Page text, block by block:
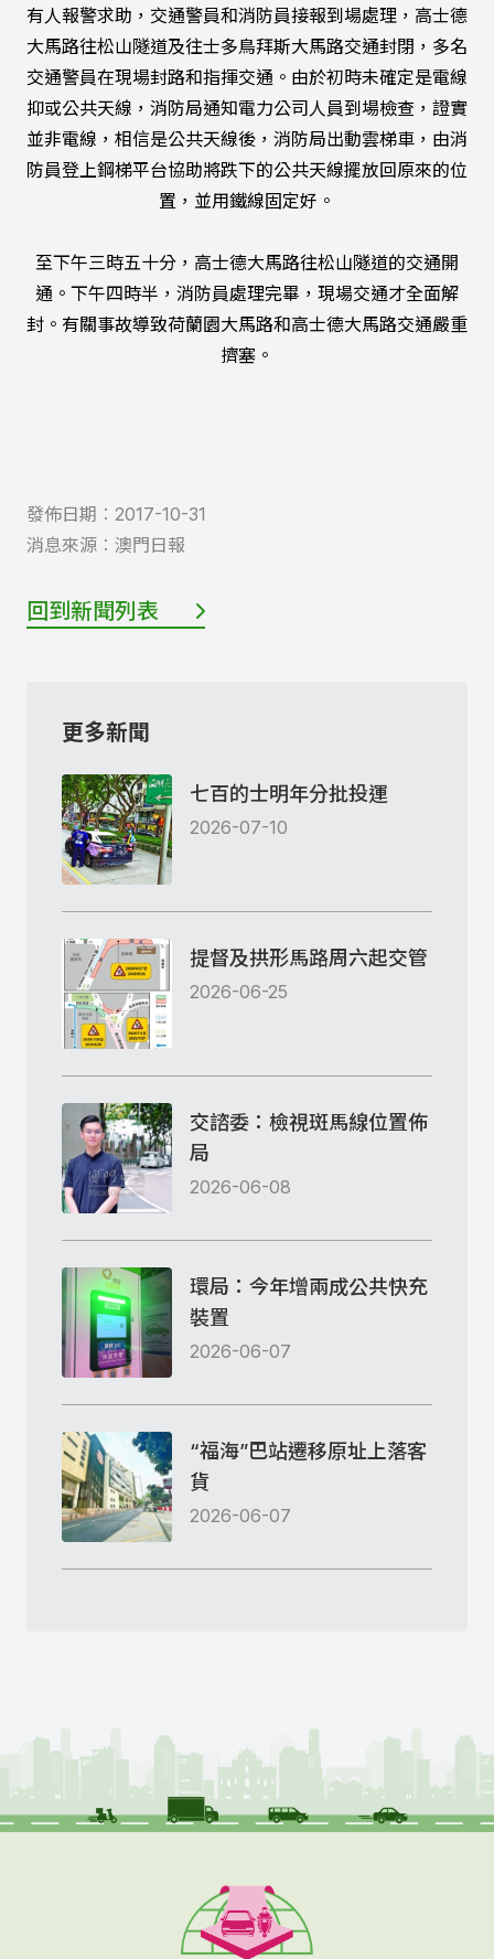
有人報警求助，交通警員和消防員接報到場處理，高士德
大馬路往松山隧道及往士多鳥拜斯大馬路交通封閉，多名
交通警員在現場封路和指揮交通。由於初時未確定是電線
抑或公共天線，消防局通知電力公司人員到場檢查，證實
並非電線，相信是公共天線後，消防局出動雲梯車，由消
防員登上鋼梯平台協助將跌下的公共天線擺放回原來的位
置，並用鐵線固定好。
至下午三時五十分，高士德大馬路往松山隧道的交通開
通。下午四時半，消防員處理完畢，現場交通才全面解
封。有關事故導致荷蘭園大馬路和高士德大馬路交通嚴重
擠塞。
發佈日期︰ 2017-10-31
消息來源︰ 澳門日報
回到新聞列表
更多新聞
七百的士明年分批投運
2026-07-10
提督及拱形馬路周六起交管
2026-06-25
交諮委：檢視斑馬線位置佈
局
2026-06-08
環局：今年增兩成公共快充
裝置
2026-06-07
“福海”巴站遷移原址上落客
貨
2026-06-07